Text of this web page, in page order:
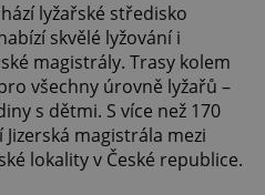
lyžařské středisko
skvělé lyžování i
magistrály. Trasy kolem
všechny úrovně lyžařů –
s dětmi. S více než 170
magistrála mezi
lokality v České republice.